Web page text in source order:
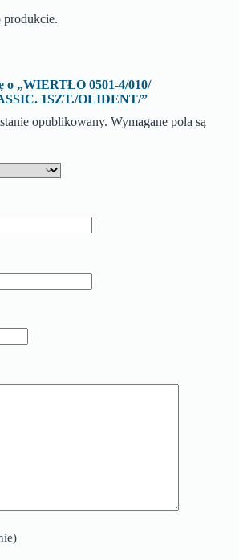
produkcie.
o „WIERTŁO 0501-4/010/
1SZT./OLIDENT/”
opublikowany. Wymagane pola są